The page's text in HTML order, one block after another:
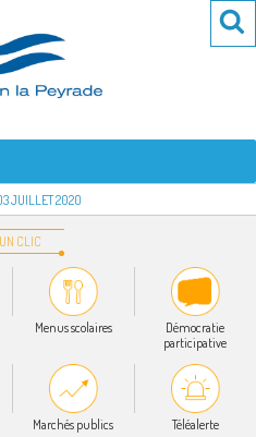
JUILLET 2020
UN CLIC
Menus scolaires
Démocratie
participative
Marchés publics Téléalerte